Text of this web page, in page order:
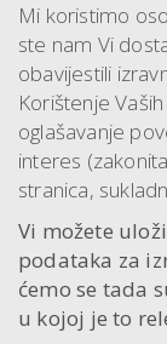
Mi koristimo
ste nam Vi
obavijestili
Korištenje
oglašavanje
interes
stranica,
Vi možete
podataka za
ćemo se tada
u kojoj je to